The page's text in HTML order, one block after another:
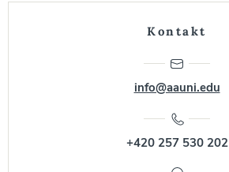
Kontakt
info@aauni.edu
+420 257 530 202